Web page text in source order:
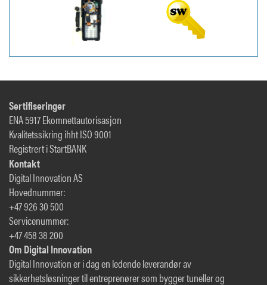
Sertifiseringer
ENA 5917 Ekomnettautorisasjon
Kvalitetssikring ihht ISO 9001
Registrert i StartBANK
Kontakt
Digital Innovation AS
Hovednummer:
+47 926 30 500
Servicenummer:
+47 458 38 200
Om Digital Innovation
Digital Innovation er i dag en ledende leverandør av
sikkerhetsløsninger til entreprenører som bygger tuneller og